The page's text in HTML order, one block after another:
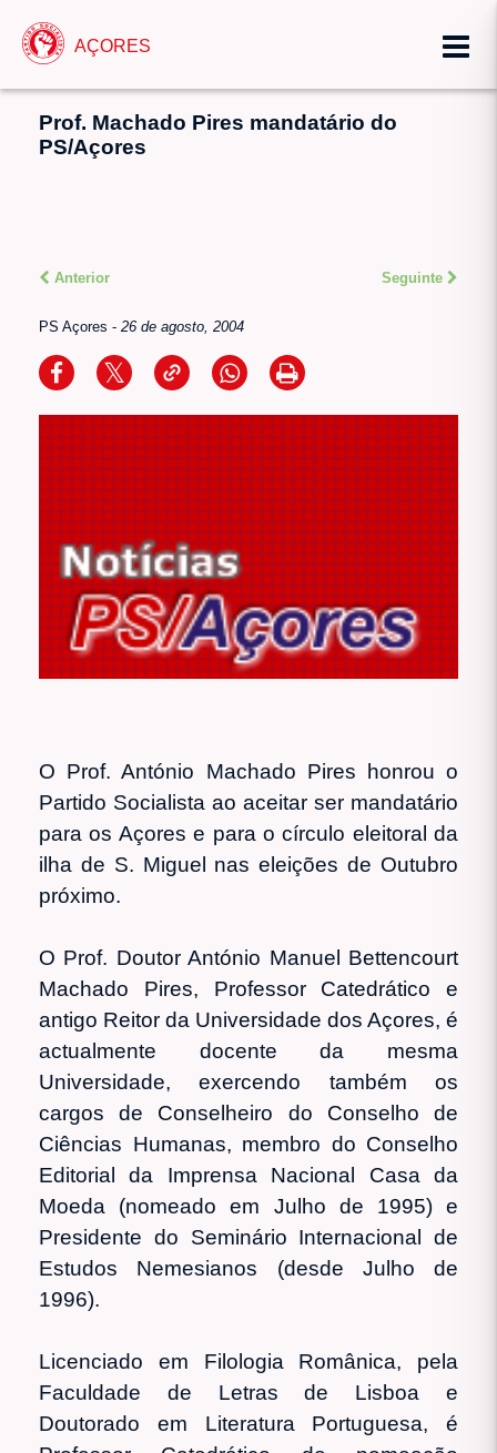
AÇORES
Prof. Machado Pires mandatário do
PS/Açores
Anterior Seguinte
PS Açores - 26 de agosto, 2004
O Prof. António Machado Pires honrou o
Partido Socialista ao aceitar ser mandatário
para os Açores e para o círculo eleitoral da
ilha de S. Miguel nas eleições de Outubro
próximo.
O Prof. Doutor António Manuel Bettencourt
Machado Pires, Professor Catedrático e
antigo Reitor da Universidade dos Açores, é
actualmente docente da mesma
Universidade, exercendo também os
cargos de Conselheiro do Conselho de
Ciências Humanas, membro do Conselho
Editorial da Imprensa Nacional Casa da
Moeda (nomeado em Julho de 1995) e
Presidente do Seminário Internacional de
Estudos Nemesianos (desde Julho de
1996).
Licenciado em Filologia Românica, pela
Faculdade de Letras de Lisboa e
Doutorado em Literatura Portuguesa, é